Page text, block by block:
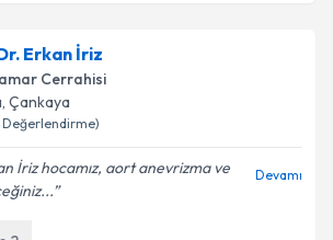
Takvim Talebini Gönder
Fatih Ayık
Size bu uzmandan randevu almanız
hazırlandığında e-posta ile
Erkan İriz
Cerrahisi
, Çankaya
Değerlendirme)
İriz hocamız, aort anevrizma ve
Devamı